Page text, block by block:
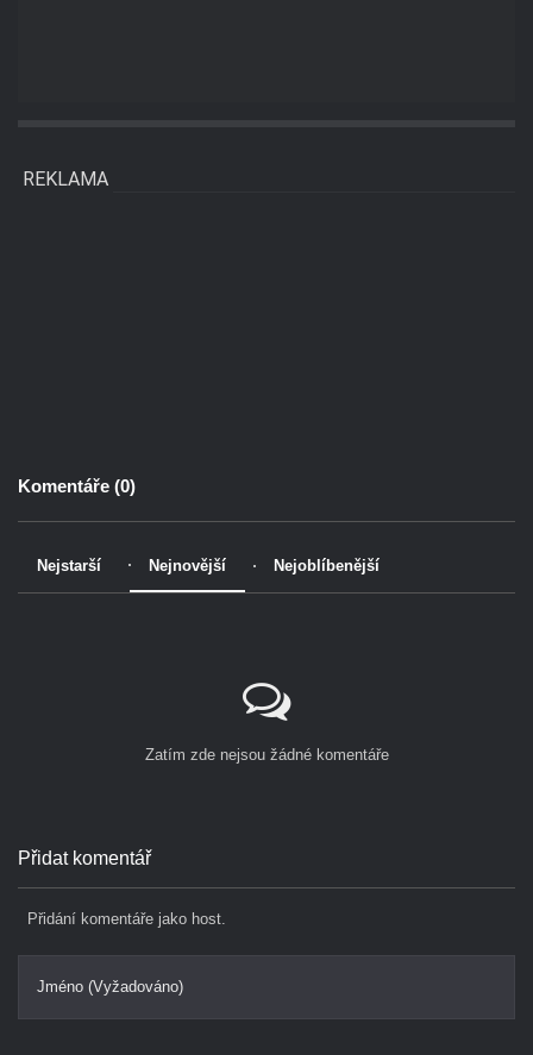
REKLAMA
Komentáře (0)
Nejstarší Nejnovější Nejoblíbenější
Zatím zde nejsou žádné komentáře
Přidat komentář
Přidání komentáře jako host.
Jméno (Vyžadováno)